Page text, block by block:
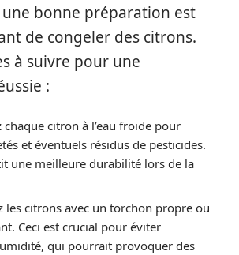
bonne préparation est
de congeler des citrons.
à suivre pour une
:
chaque citron à l’eau froide pour
et éventuels résidus de pesticides.
une meilleure durabilité lors de la
les citrons avec un torchon propre ou
Ceci est crucial pour éviter
qui pourrait provoquer des